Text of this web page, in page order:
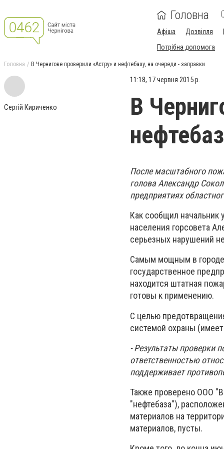
Головна
Афіша Дозвілля
Потрібна допомога
Головна В Чернигове проверили «Астру» и нефтебазу, на очереди - заправки
Сергій Кириченко
11:18, 17 червня 2015 р.
В
После масштабного
голова Александр
предприятиях
Как сообщил начальник
населения горсовета
серьезных нарушений
Самым мощным в городе
государственное
находится штатная
готовы к применению.
С целью
системой охраны
- Результаты проверки
ответственностью
поддерживает
Также проверено ООО
"нефтебаза"),
материалов на
материалов, пусты.